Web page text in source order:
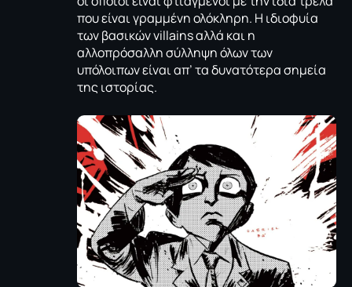
που είναι γραμμένη ολόκληρη. Η ιδιοφυία
των βασικών villains αλλά και η
αλλοπρόσαλλη σύλληψη όλων των
υπόλοιπων είναι απ’ τα δυνατότερα σημεία
της ιστορίας.